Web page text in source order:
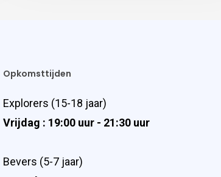
Opkomsttijden
Explorers (15-18 jaar)
Vrijdag : 19:00 uur - 21:30 uur
Bevers (5-7 jaar)